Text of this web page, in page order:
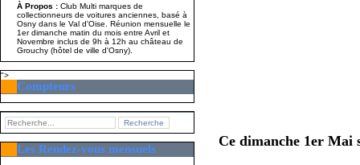
À Propos :Club Multi marques de
collectionneurs de voitures anciennes, basé à
Osny dans le Val d'Oise. Réunion mensuelle le
1er dimanche matin du mois entre Avril et
Novembre inclus de 9h à 12h au château de
Grouchy (hôtel de ville d'Osny).
">
Compteurs
Les Rendez-vous mensuels Ce dimanche 1er Mai